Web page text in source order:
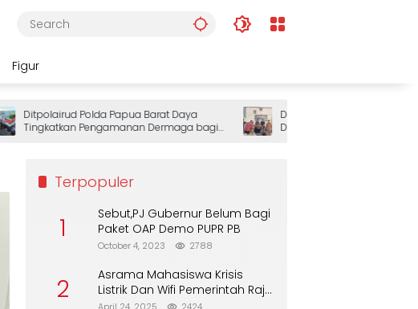
Figur
Ditpolairud Polda Papua Barat Daya
Tingkatkan Pengamanan Dermaga bagi
Wisatawan
DAP Wilayah III Doberay Gelar
Dengar Pendapat, Perkuat Sinergi
Pemerintah dan Masyarakat Adat
Terpopuler
1
Sebut,PJ Gubernur Belum Bagi
Paket OAP Demo PUPR PB
October 4, 2023 2788
2
Asrama Mahasiswa Krisis
Listrik Dan Wifi Pemerintah Raja
Ampat Alasan Tunggu DPA